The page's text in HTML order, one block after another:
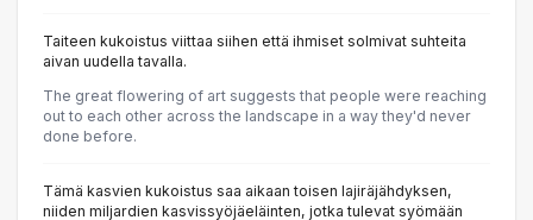
Taiteen kukoistus viittaa siihen että ihmiset solmivat suhteita
aivan uudella tavalla.
The great flowering of art suggests that people were reaching
out to each other across the landscape in a way they'd never
done before.
Tämä kasvien kukoistus saa aikaan toisen lajiräjähdyksen,
niiden miljardien kasvissyöjäeläinten, jotka tulevat syömään